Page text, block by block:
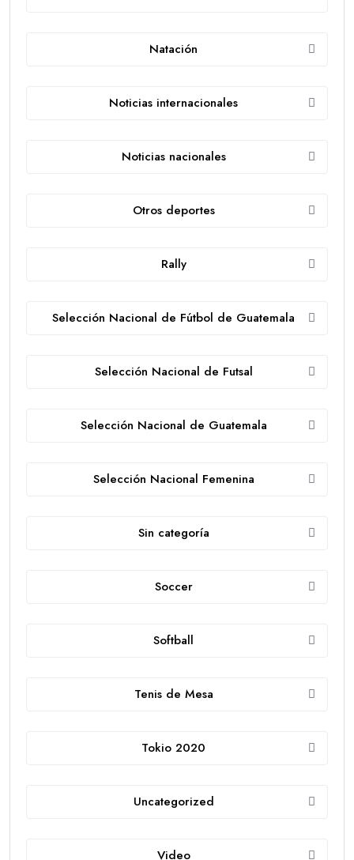
Natación
Noticias internacionales
Noticias nacionales
Otros deportes
Rally
Selección Nacional de Fútbol de Guatemala
Selección Nacional de Futsal
Selección Nacional de Guatemala
Selección Nacional Femenina
Sin categoría
Soccer
Softball
Tenis de Mesa
Tokio 2020
Uncategorized
Video